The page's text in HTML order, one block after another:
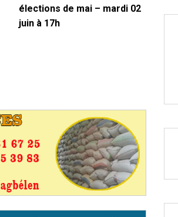
élections de mai – mardi 02
juin à 17h